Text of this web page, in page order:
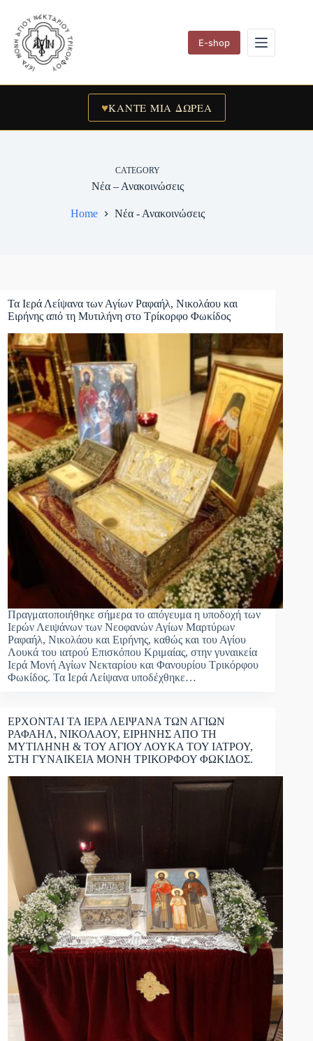
content
E-shop
♥ΚΑΝΤΕ ΜΙΑ ΔΩΡΕΑ
CATEGORY
Νέα – Ανακοινώσεις
Home Νέα - Ανακοινώσεις
Τα Ιερά Λείψανα των Αγίων Ραφαήλ, Νικολάου και
Ειρήνης από τη Μυτιλήνη στο Τρίκορφο Φωκίδος
Πραγματοποιήθηκε σήμερα το απόγευμα η υποδοχή των
Ιερών Λειψάνων των Νεοφανών Αγίων Μαρτύρων
Ραφαήλ, Νικολάου και Ειρήνης, καθώς και του Αγίου
Λουκά του ιατρού Επισκόπου Κριμαίας, στην γυναικεία
Ιερά Μονή Αγίων Νεκταρίου και Φανουρίου Τρικόρφου
Φωκίδος. Τα Ιερά Λείψανα υποδέχθηκε…
ΕΡΧΟΝΤΑΙ ΤΑ ΙΕΡΑ ΛΕΙΨΑΝΑ ΤΩΝ ΑΓΙΩΝ
ΡΑΦΑΗΛ, ΝΙΚΟΛΑΟΥ, ΕΙΡΗΝΗΣ ΑΠΟ ΤΗ
ΜΥΤΙΛΗΝΗ & ΤΟΥ ΑΓΙΟΥ ΛΟΥΚΑ ΤΟΥ ΙΑΤΡΟΥ,
ΣΤΗ ΓΥΝΑΙΚΕΙΑ ΜΟΝΗ ΤΡΙΚΟΡΦΟΥ ΦΩΚΙΔΟΣ.